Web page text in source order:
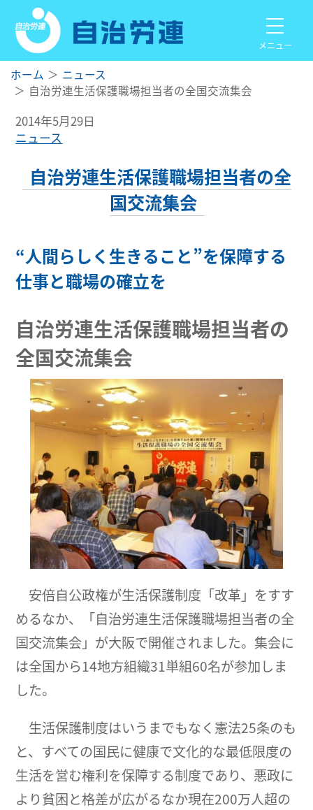
メニュー
ホーム
ニュース
自治労連生活保護職場担当者の全国交流集会
2014年5月29日
ニュース
自治労連生活保護職場担当者の全
国交流集会
“人間らしく生きること”を保障する
仕事と職場の確立を
自治労連生活保護職場担当者の
全国交流集会
安倍自公政権が生活保護制度「改革」をすす
めるなか、「自治労連生活保護職場担当者の全
国交流集会」が大阪で開催されました。集会に
は全国から14地方組織31単組60名が参加しま
した。
生活保護制度はいうまでもなく憲法25条のも
と、すべての国民に健康で文化的な最低限度の
生活を営む権利を保障する制度であり、悪政に
より貧困と格差が広がるなか現在200万人超の